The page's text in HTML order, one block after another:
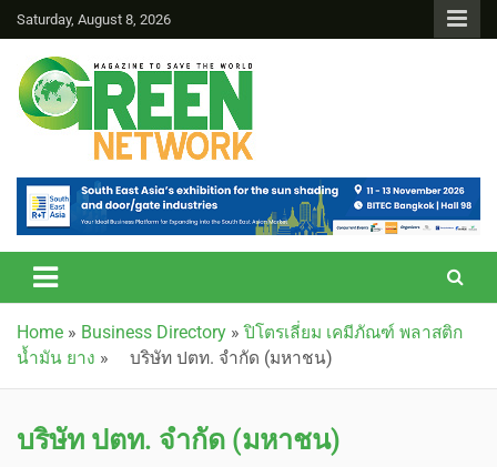
Saturday, August 8, 2026
Green Network
Home » Business Directory »ปิโตรเลี่ยม เคมีภัณฑ์ พลาสติก
น้ำมัน ยาง » บริษัท ปตท. จำกัด (มหาชน)
บริษัท ปตท. จำกัด (มหาชน)